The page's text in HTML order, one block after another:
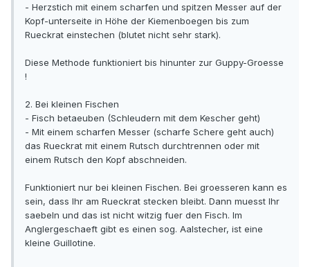
- Herzstich mit einem scharfen und spitzen Messer auf der
Kopf-unterseite in Höhe der Kiemenboegen bis zum
Rueckrat einstechen (blutet nicht sehr stark).
Diese Methode funktioniert bis hinunter zur Guppy-Groesse
!
2. Bei kleinen Fischen
- Fisch betaeuben (Schleudern mit dem Kescher geht)
- Mit einem scharfen Messer (scharfe Schere geht auch)
das Rueckrat mit einem Rutsch durchtrennen oder mit
einem Rutsch den Kopf abschneiden.
Funktioniert nur bei kleinen Fischen. Bei groesseren kann es
sein, dass Ihr am Rueckrat stecken bleibt. Dann muesst Ihr
saebeln und das ist nicht witzig fuer den Fisch. Im
Anglergeschaeft gibt es einen sog. Aalstecher, ist eine
kleine Guillotine.